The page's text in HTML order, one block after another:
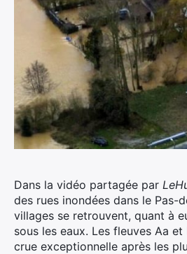
Dans la vidéo partagée par
des rues inondées dans le Pas-
villages se retrouvent, quant à
sous les eaux. Les fleuves Aa
crue exceptionnelle après les